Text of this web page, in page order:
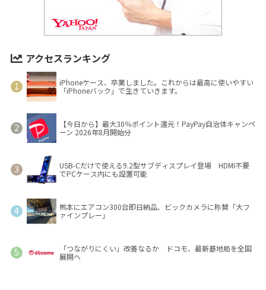
アクセスランキング
iPhoneケース、卒業しました。これからは最高に使いやすい
「iPhoneバック」で生きていきます。
【今日から】最大30％ポイント還元！PayPay自治体キャンペ
ーン 2026年8月開始分
USB-Cだけで使える9.2型サブディスプレイ登場 HDMI不要
でPCケース内にも設置可能
熊本にエアコン300台即日納品、ビックカメラに称賛「大フ
ァインプレー」
「つながりにくい」改善なるか ドコモ、最新基地局を全国
展開へ